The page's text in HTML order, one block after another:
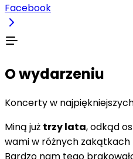
Facebook
O wydarzeniu
Koncerty w
Miną już trzy lata, odkąd
wami w różnych zakątkach